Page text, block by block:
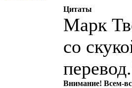
Цитаты
Марк
со
Внимание! Всем-